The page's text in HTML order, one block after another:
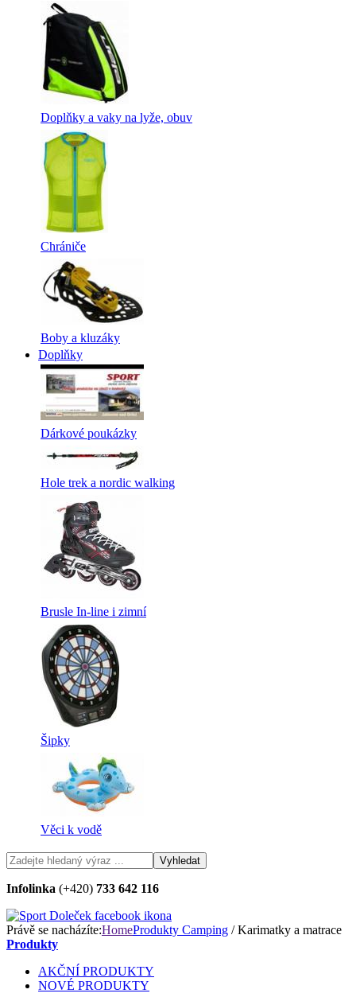
Doplňky a vaky na lyže, obuv
Chrániče
Boby a kluzáky
Doplňky
Dárkové poukázky
Hole trek a nordic walking
Brusle In-line i zimní
Šipky
Věci k vodě
Infolinka (+420) 733 642 116
Právě se nacházíte:HomeProdukty Camping / Karimatky a matrace
Produkty
AKČNÍ PRODUKTY
NOVÉ PRODUKTY